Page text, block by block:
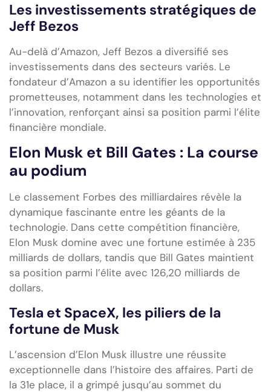
Les investissements stratégiques de
Jeff Bezos
Au-delà d’Amazon, Jeff Bezos a diversifié ses
investissements dans des secteurs variés. Le
fondateur d’Amazon a su identifier les opportunités
prometteuses, notamment dans les technologies et
l’innovation, renforçant ainsi sa position parmi l’élite
financière mondiale.
Elon Musk et Bill Gates : La course
au podium
Le classement Forbes des milliardaires révèle la
dynamique fascinante entre les géants de la
technologie. Dans cette compétition financière,
Elon Musk domine avec une fortune estimée à 235
milliards de dollars, tandis que Bill Gates maintient
sa position parmi l’élite avec 126,20 milliards de
dollars.
Tesla et SpaceX, les piliers de la
fortune de Musk
L’ascension d’Elon Musk illustre une réussite
exceptionnelle dans l’histoire des affaires. Parti de
la 31e place, il a grimpé jusqu’au sommet du